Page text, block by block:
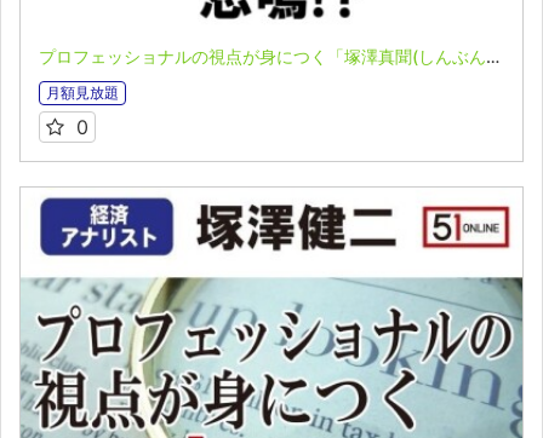
プロフェッショナルの視点が身につく「塚澤真聞(しんぶん)」(2023.06.26)
月額見放題
0